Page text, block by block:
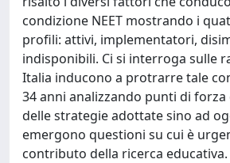
condizione NEET mostrando i
profili: attivi, implementatori,
indisponibili. Ci si interroga sulle
Italia inducono a protrarre tale
34 anni analizzando punti di forza
delle strategie adottate sino ad
emergono questioni su cui è
contributo della ricerca educativa.